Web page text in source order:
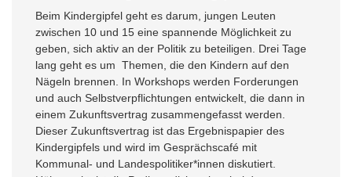
Beim Kindergipfel geht es darum, jungen Leuten
zwischen 10 und 15 eine spannende Möglichkeit zu
geben, sich aktiv an der Politik zu beteiligen. Drei Tage
lang geht es um Themen, die den Kindern auf den
Nägeln brennen. In Workshops werden Forderungen
und auch Selbstverpflichtungen entwickelt, die dann in
einem Zukunftsvertrag zusammengefasst werden.
Dieser Zukunftsvertrag ist das Ergebnispapier des
Kindergipfels und wird im Gesprächscafé mit
Kommunal- und Landespolitiker*innen diskutiert.